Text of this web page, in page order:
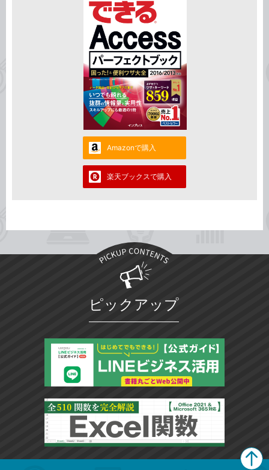
Amazonで購入
楽天ブックスで購入
ピックアップ